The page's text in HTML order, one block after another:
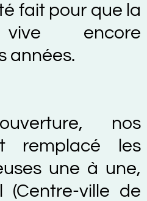
fait pour que la
encore
années.
nos
remplacé les
une à une,
(Centre-ville de